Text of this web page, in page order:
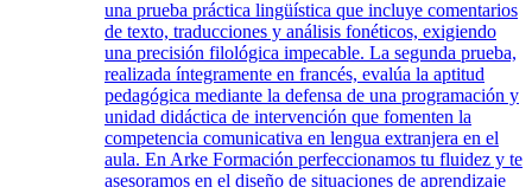
una prueba práctica lingüística que incluye comentarios
de texto, traducciones y análisis fonéticos, exigiendo
una precisión filológica impecable. La segunda prueba,
realizada íntegramente en francés, evalúa la aptitud
pedagógica mediante la defensa de una programación y
unidad didáctica de intervención que fomenten la
competencia comunicativa en lengua extranjera en el
aula. En Arke Formación perfeccionamos tu fluidez y te
asesoramos en el diseño de situaciones de aprendizaje